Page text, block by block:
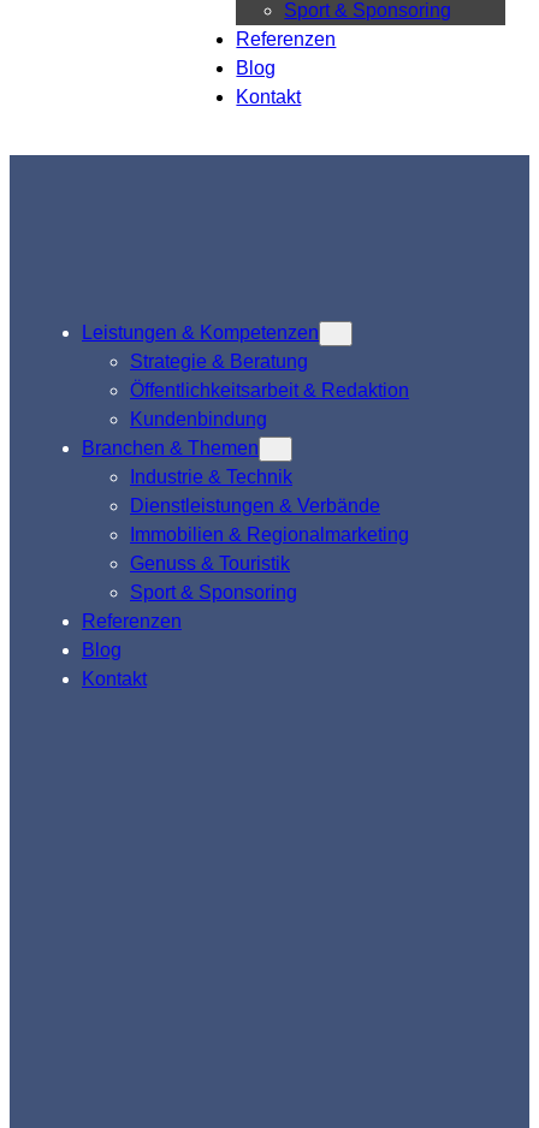
Sport & Sponsoring
Referenzen
Blog
Kontakt
Leistungen & Kompetenzen
Strategie & Beratung
Öffentlichkeitsarbeit & Redaktion
Kundenbindung
Branchen & Themen
Industrie & Technik
Dienstleistungen & Verbände
Immobilien & Regionalmarketing
Genuss & Touristik
Sport & Sponsoring
Referenzen
Blog
Kontakt